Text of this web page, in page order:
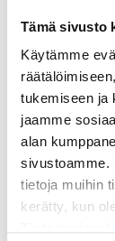
Tämä sivusto
Käytämme
tukemiseen ja
jaamme
alan
sivustoamme.
tietoja muihin
kerätty, kun
säckar och
grenar,
krattavfallet.
Den rätta
utblommad
packade i en
Krattavfallet